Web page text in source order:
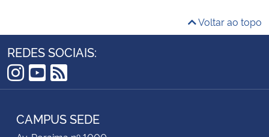
Voltar ao topo
REDES SOCIAIS:
Instagram
YouTube
RSS
CAMPUS SEDE